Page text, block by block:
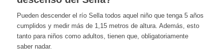
Pueden descender el río Sella todos aquel niño que tenga 5 años
cumplidos y medir más de 1,15 metros de altura. Además, esto
tanto para niños como adultos, tienen que, obligatoriamente
saber nadar.